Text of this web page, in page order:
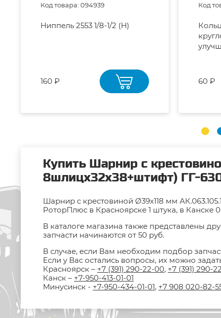
Код товара: 094939
Ниппель 2553 1/8-1/2 (Н)
160 ₽
Код
Кольцо
60 ₽
Купить Шарнир с
8шлицх32х38+штифт) ГГ-
Шарнир с крестовиной Ø39х118 мм
РоторПлюс в Красноярске 1 штука, в Канске
В каталоге магазина также представлены
запчасти начинаются от 50 руб.
В случае, если Вам необходим подбор
Если у Вас остались вопросы, их можно
Красноярск – +7 (391) 290-22-00, +7 (391) 290-
Канск – +7-950-413-01-01
Минусинск - +7-950-434-01-01, +7 908 020-82-